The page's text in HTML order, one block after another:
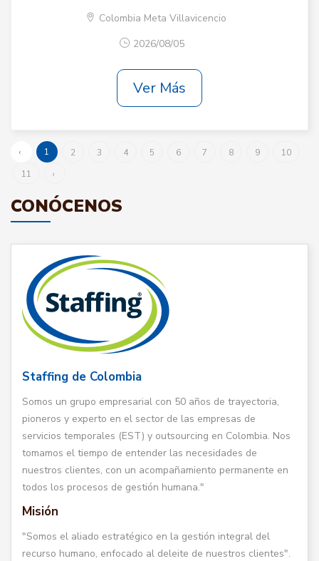
Colombia Meta Villavicencio
2026/08/05
Ver Más
‹ 1 2 3 4 5 6 7 8 9
10
11
›
CONÓCENOS
Staffing de Colombia
Somos un grupo empresarial con 50 años de trayectoria,
pioneros y experto en el sector de las empresas de
servicios temporales (EST) y outsourcing en Colombia. Nos
tomamos el tiempo de entender las necesidades de
nuestros clientes, con un acompañamiento permanente en
todos los procesos de gestión humana."
Misión
"Somos el aliado estratégico en la gestión integral del
recurso humano, enfocado al deleite de nuestros clientes".